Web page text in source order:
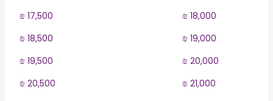
₪ 17,500
₪ 18,000
₪ 18,500
₪ 19,000
₪ 19,500
₪ 20,000
₪ 20,500
₪ 21,000